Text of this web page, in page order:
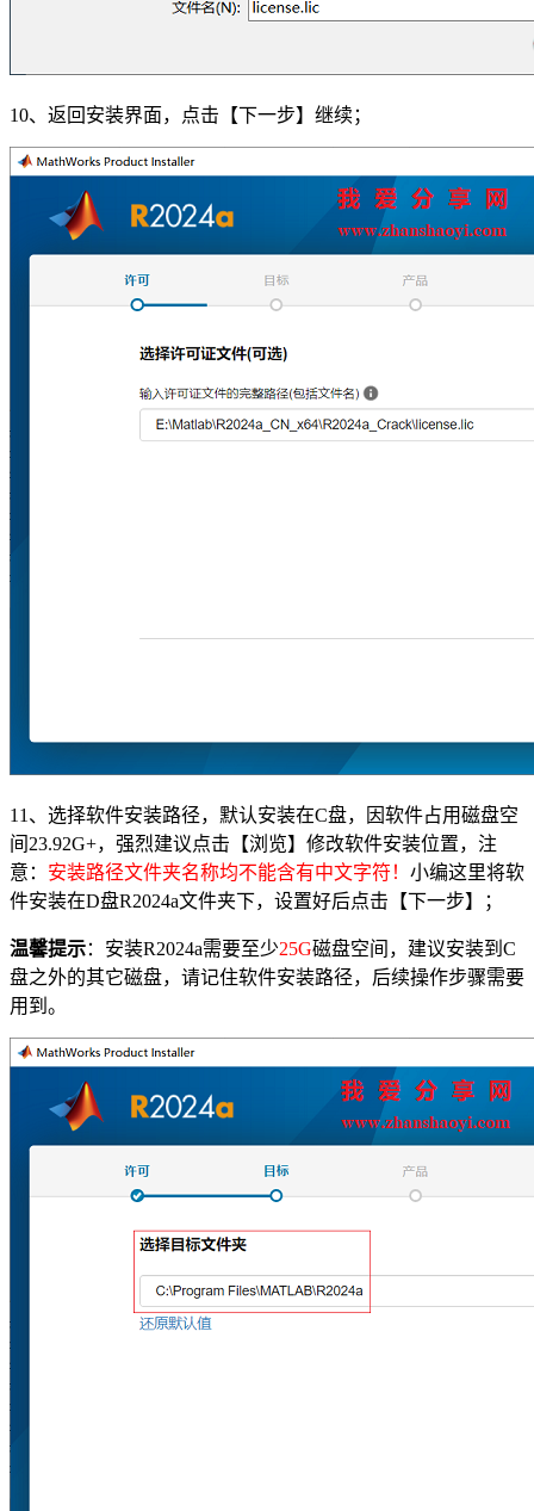
10、返回安装界面，点击【下一步】继续；
11、选择软件安装路径，默认安装在C盘，因软件占用磁盘空
间23.92G+，强烈建议点击【浏览】修改软件安装位置，注
意： 安装路径文件夹名称均不能含有中文字符！ 小编这里将软
件安装在D盘R2024a文件夹下，设置好后点击【下一步】；
温馨提示：安装R2024a需要至少25G磁盘空间，建议安装到C
盘之外的其它磁盘，请记住软件安装路径，后续操作步骤需要
用到。